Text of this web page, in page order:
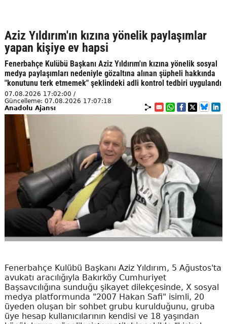
Aziz Yıldırım'ın kızına yönelik paylaşımlar
yapan kişiye ev hapsi
Fenerbahçe Kulübü Başkanı Aziz Yıldırım'ın kızına yönelik sosyal
medya paylaşımları nedeniyle gözaltına alınan şüpheli hakkında
"konutunu terk etmemek" şeklindeki adli kontrol tedbiri uygulandı
07.08.2026 17:02:00 /
Güncelleme: 07.08.2026 17:07:18
Anadolu Ajansı
Fenerbahçe Kulübü Başkanı Aziz Yıldırım, 5 Ağustos'ta
avukatı aracılığıyla Bakırköy Cumhuriyet
Başsavcılığına sunduğu şikayet dilekçesinde, X sosyal
medya platformunda "2007 Hakan Safi" isimli, 20
üyeden oluşan bir sohbet grubu kurulduğunu, gruba
üye hesap kullanıcılarının kendisi ve 18 yaşından